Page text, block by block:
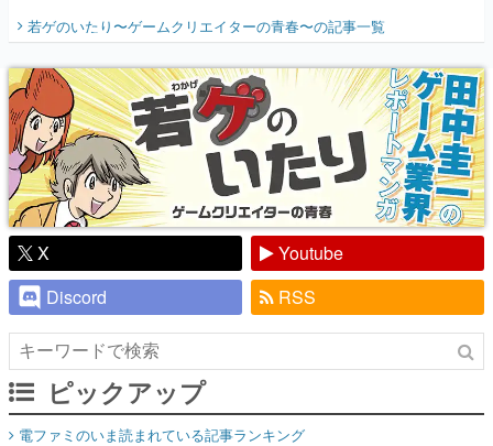
『少年ジャンプ』色だった【若ゲのいた
り】
若ゲのいたり〜ゲームクリエイターの青春〜の記事一覧
X
Youtube
Discord
RSS
ピックアップ
電ファミのいま読まれている記事ランキング